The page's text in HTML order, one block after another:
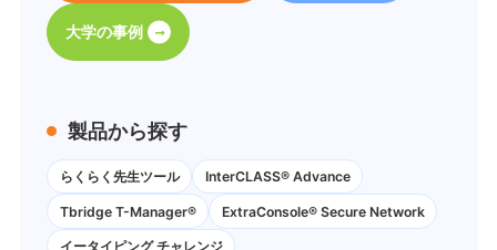
大学の事例
製品から探す
らくらく先生ツール InterCLASS® Advance
Tbridge T-Manager® ExtraConsole® Secure Network
イータイピング チャレンジ